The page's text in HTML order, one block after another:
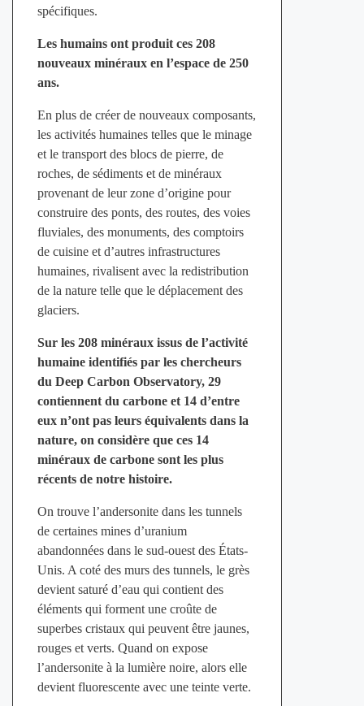
spécifiques.
Les humains ont produit ces 208
nouveaux minéraux en l’espace de 250
ans.
En plus de créer de nouveaux composants,
les activités humaines telles que le minage
et le transport des blocs de pierre, de
roches, de sédiments et de minéraux
provenant de leur zone d’origine pour
construire des ponts, des routes, des voies
fluviales, des monuments, des comptoirs
de cuisine et d’autres infrastructures
humaines, rivalisent avec la redistribution
de la nature telle que le déplacement des
glaciers.
Sur les 208 minéraux issus de l’activité
humaine identifiés par les chercheurs
du Deep Carbon Observatory, 29
contiennent du carbone et 14 d’entre
eux n’ont pas leurs équivalents dans la
nature, on considère que ces 14
minéraux de carbone sont les plus
récents de notre histoire.
On trouve l’andersonite dans les tunnels
de certaines mines d’uranium
abandonnées dans le sud-ouest des États-
Unis. A coté des murs des tunnels, le grès
devient saturé d’eau qui contient des
éléments qui forment une croûte de
superbes cristaux qui peuvent être jaunes,
rouges et verts. Quand on expose
l’andersonite à la lumière noire, alors elle
devient fluorescente avec une teinte verte.